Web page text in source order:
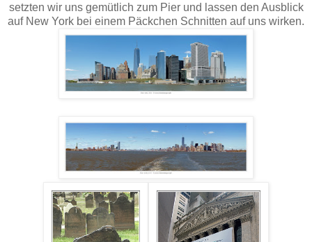
setzten wir uns gemütlich zum Pier und lassen den Ausblick
auf New York bei einem Päckchen Schnitten auf uns wirken.